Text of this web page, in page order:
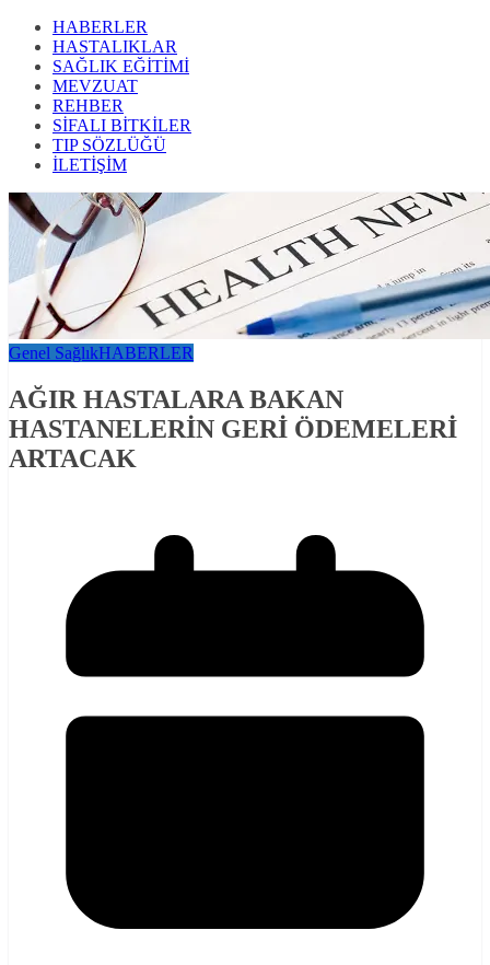
HABERLER
HASTALIKLAR
SAĞLIK EĞİTİMİ
MEVZUAT
REHBER
SİFALI BİTKİLER
TIP SÖZLÜĞÜ
İLETİŞİM
Genel SağlıkHABERLER
AĞIR HASTALARA BAKAN
HASTANELERİN GERİ ÖDEMELERİ
ARTACAK